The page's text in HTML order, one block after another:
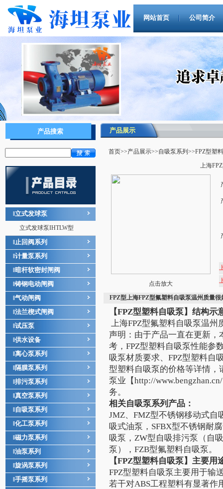
网站首页 公司简介
产品搜索
立式发球泵
立式发球泵IHTLW型
止回阀系列
计量泵系列
暗杆软密封闸阀
铸钢电动闸阀
气动闸阀
法兰楔式闸阀
试压泵
供水设备
离心泵系列
隔膜泵系列
排污泵系列
真空泵系列
自吸泵系列
化工泵系列
磁力泵系列
油泵系列
旋涡泵系列
手摇泵系列
产品展示
首页>>产品展示>>自吸泵系列 >>FPZ型塑
上海
点击放大
FPZ型上海FPZ型氟塑料自吸泵温州质量很
【FPZ型塑料自吸泵】结构示
上海FPZ型氟塑料自吸泵温州
声明 ：由于产品一直在更新
考，FPZ型塑料自吸泵性能参
吸泵材质要求、FPZ型塑料自
型塑料自吸泵的价格等详情，
泵业【http://www.bengzhan.cn/
务。
相关自吸泵系列产品：
JMZ、 FMZ型不锈钢移动式自
吸式油泵 ， SFBX型不锈钢耐
吸泵 ， ZW型自吸排污泵 （ 自
泵） ， FZB型氟塑料自吸泵。
【FPZ型塑料自吸泵】主要用
FPZ型塑料自吸泵主要用于输
若干对ABS工程塑料有显著作